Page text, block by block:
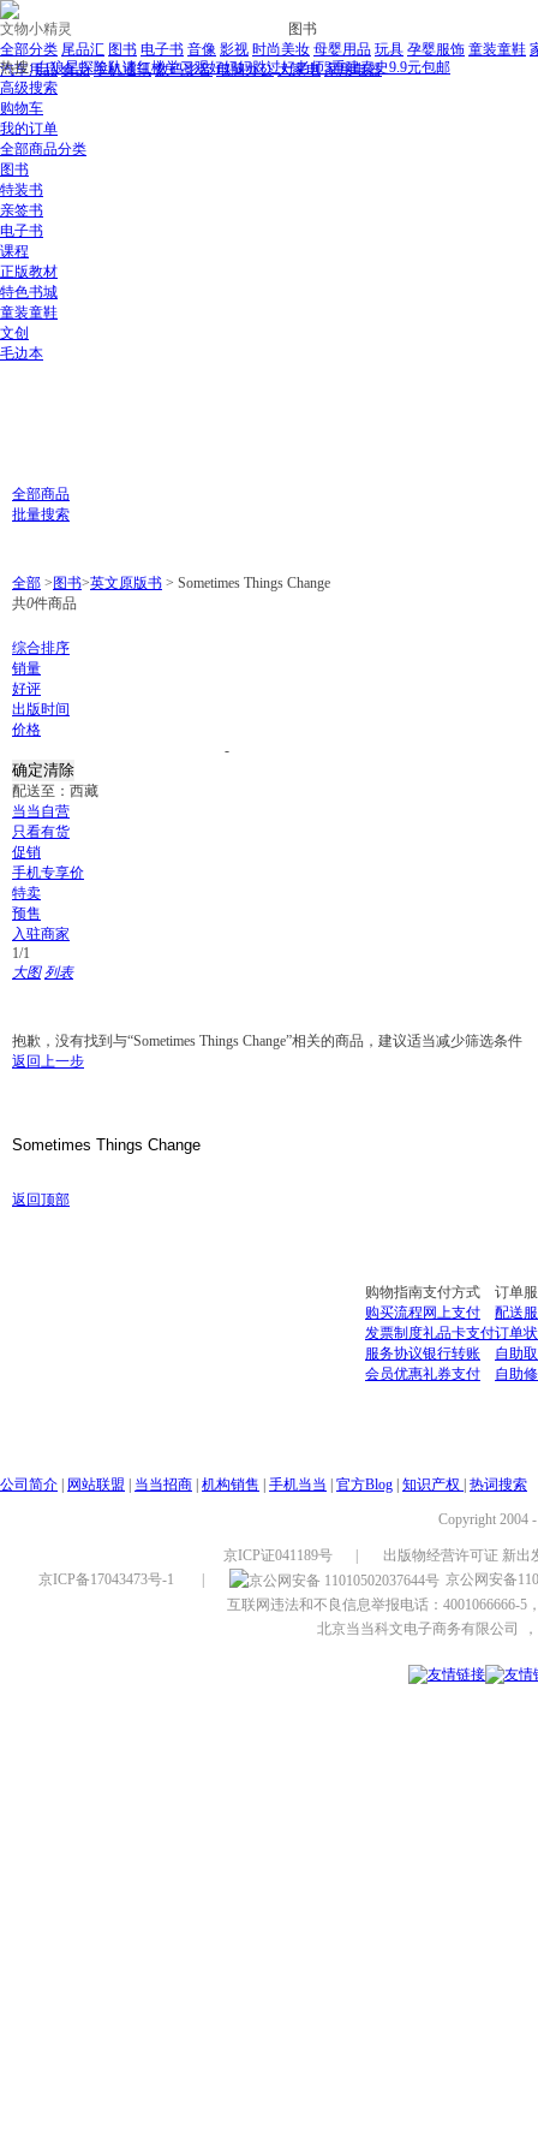
文物小精灵
图书
全部分类 尾品汇 图书 电子书 音像 影视 时尚美妆 母婴用品 玩具 孕婴服饰 童装童鞋
汽车用品 食品 手机通讯 数码影音 电脑办公 大家电 家用电器
热搜:白狼星探险队读红楼学习观好妈妈胜过好老师3重建秦史9.9元包邮
高级搜索
购物车
我的订单
全部商品分类
图书
特装书
亲签书
电子书
课程
正版教材
特色书城
童装童鞋
文创
毛边本
全部商品
批量搜索
全部 > 图书>英文原版书 > Sometimes Things Change
共0件商品
综合排序
销量
好评
出版时间
价格
-
配送至： 西藏
当当自营
只看有货
促销
手机专享价
特卖
预售
入驻商家
1/1
大图 列表
抱歉，没有找到与“Sometimes Things Change”相关的商品，建议适当减少筛选条件
返回上一步
返回顶部
购物指南
购买流程
发票制度
服务协议
会员优惠
支付方式
网上支付
礼品卡支付
银行转账
礼券支付
订单
配送
订单
自助
自助
公司简介 网站联盟 当当招商 机构销售 手机当当 官方Blog 知识产权 热词搜索
Copyright 2004
京ICP证041189号
出版物经营许可证 新出
京ICP备17043473号-1
京公网安备
互联网违法和不良信息举报电话：4001066666-5
北京当当科文电子商务有限公司